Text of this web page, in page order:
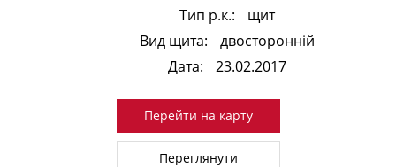
Тип р.к.:
щит
Вид щита:
двосторонній
Дата:
23.02.2017
Перейти на карту
Переглянути